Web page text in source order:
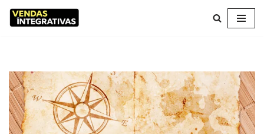
conteúdo